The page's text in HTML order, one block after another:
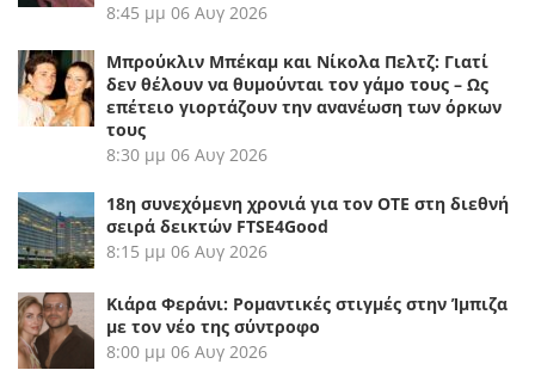
8:45 μμ 06 Αυγ 2026
Μπρούκλιν Μπέκαμ και Νίκολα Πελτζ: Γιατί
δεν θέλουν να θυμούνται τον γάμο τους – Ως
επέτειο γιορτάζουν την ανανέωση των όρκων
τους
8:30 μμ 06 Αυγ 2026
18η συνεχόμενη χρονιά για τον ΟΤΕ στη διεθνή
σειρά δεικτών FTSE4Good
8:15 μμ 06 Αυγ 2026
Κιάρα Φεράνι: Ρομαντικές στιγμές στην Ίμπιζα
με τον νέο της σύντροφο
8:00 μμ 06 Αυγ 2026